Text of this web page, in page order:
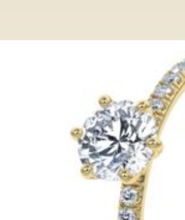
Verlobungsring VR014/
Verlobungsring VR014/
Entdecken Sie bei
exclusive Auswahl an
Von klassisch bis modern,
verkörpern zeitlose Eleganz